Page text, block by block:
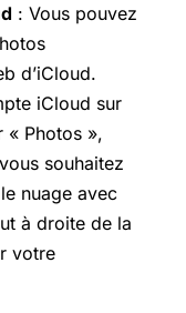
: Vous pouvez
d’iCloud.
iCloud sur
« Photos »,
souhaitez
nuage avec
à droite de la
votre